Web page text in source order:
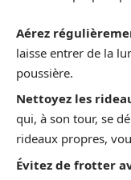
Aérez
laisse entrer de la
poussière.
Nettoyez les
qui, à son tour, se
rideaux propres,
Évitez de frotter